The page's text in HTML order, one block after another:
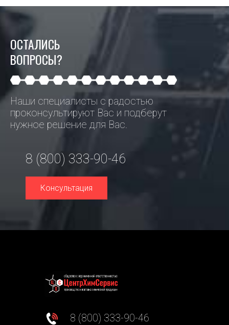
ОСТАЛИСЬ
ВОПРОСЫ?
Наши специалисты с радостью
проконсультируют Вас и подберут
нужное решение для Вас.
8 (800) 333-90-46
Консультация
8 (800) 333-90-46